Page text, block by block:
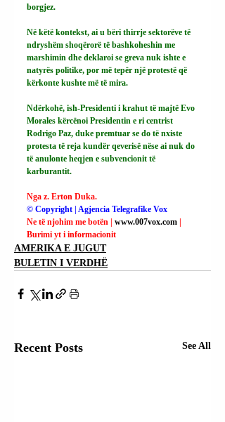
borgjez.
Në këtë kontekst, ai u bëri thirrje sektorëve të
ndryshëm shoqërorë të bashkoheshin me
marshimin dhe deklaroi se greva nuk ishte e
natyrës politike, por më tepër një protestë që
kërkonte kushte më të mira.
Ndërkohë, ish-Presidenti i krahut të majtë Evo
Morales kërcënoi Presidentin e ri centrist
Rodrigo Paz, duke premtuar se do të nxiste
protesta të reja kundër qeverisë nëse ai nuk do
të anulonte heqjen e subvencionit të
karburantit.
Nga z. Erton Duka.
© Copyright | Agjencia Telegrafike Vox
Ne të njohim me botën | www.007vox.com |
Burimi yt i informacionit
AMERIKA E JUGUT
BULETIN I VERDHË
Recent Posts See All